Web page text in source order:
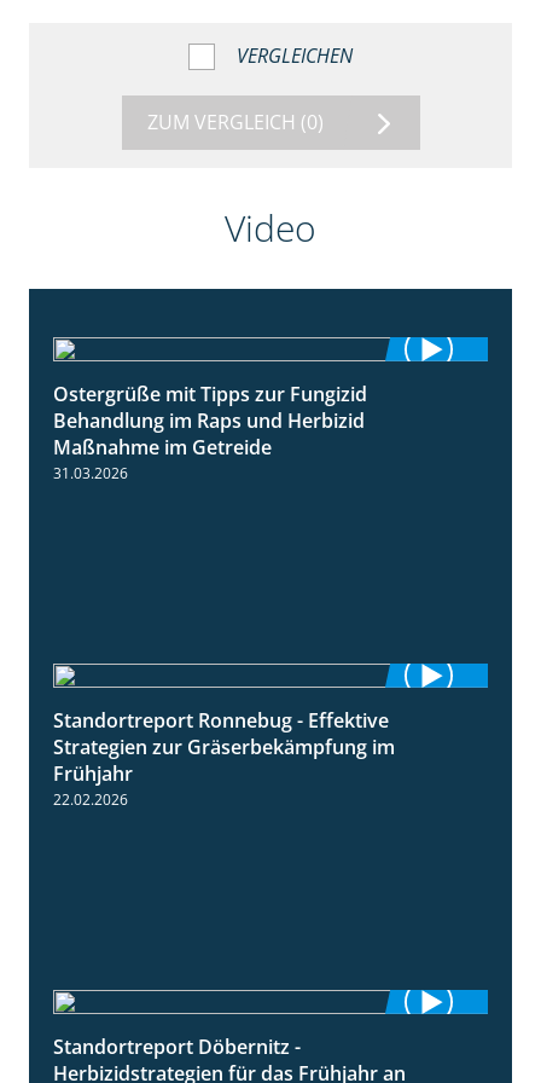
VERGLEICHEN
ZUM VERGLEICH (0)
Video
Ostergrüße mit Tipps zur Fungizid
Behandlung im Raps und Herbizid
Maßnahme im Getreide
31.03.2026
Standortreport Ronnebug - Effektive
Strategien zur Gräserbekämpfung im
Frühjahr
22.02.2026
Standortreport Döbernitz -
Herbizidstrategien für das Frühjahr an